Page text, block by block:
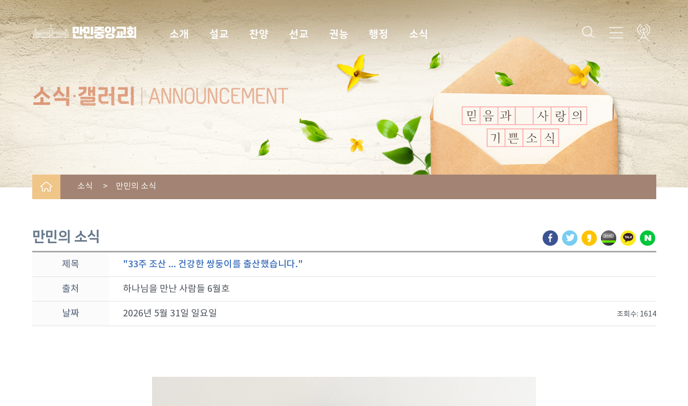
소개 설교 찬양 선교 권능 행정 소식
소식 > 만민의 소식
만민의 소식
제목 "33주 조산 ... 건강한 쌍둥이를 출산했습니다."
출처 하나님을 만난 사람들 6월호
날짜 2026년 5월 31일 일요일 조회수: 1614